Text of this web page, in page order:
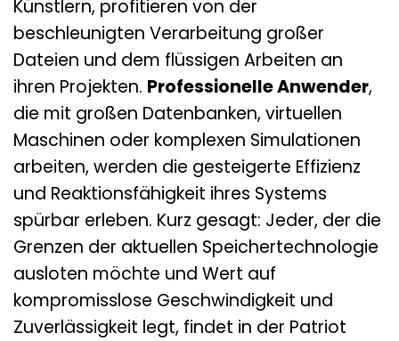
Künstlern, profitieren von der
beschleunigten Verarbeitung großer
Dateien und dem flüssigen Arbeiten an
ihren Projekten. Professionelle Anwender,
die mit großen Datenbanken, virtuellen
Maschinen oder komplexen Simulationen
arbeiten, werden die gesteigerte Effizienz
und Reaktionsfähigkeit ihres Systems
spürbar erleben. Kurz gesagt: Jeder, der die
Grenzen der aktuellen Speichertechnologie
ausloten möchte und Wert auf
kompromisslose Geschwindigkeit und
Zuverlässigkeit legt, findet in der Patriot